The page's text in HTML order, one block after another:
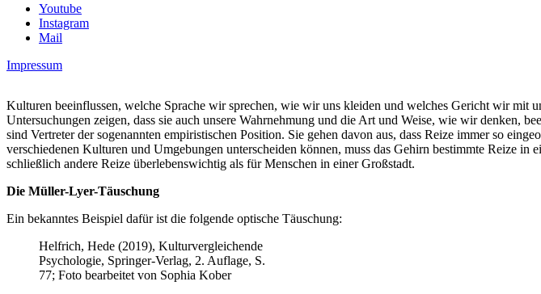
Youtube
Instagram
Mail
Impressum
Kulturen beeinflussen, welche Sprache wir sprechen, wie wir uns kleiden und welches Gericht wir
Untersuchungen zeigen, dass sie auch unsere Wahrnehmung und die Art und Weise, wie wir denken,
sind Vertreter der sogenannten empiristischen Position. Sie gehen davon aus, dass Reize immer so
verschiedenen Kulturen und Umgebungen unterscheiden können, muss das Gehirn bestimmte Reize
schließlich andere Reize überlebenswichtig als für Menschen in einer Großstadt.
Die Müller-Lyer-Täuschung
Ein bekanntes Beispiel dafür ist die folgende optische Täuschung:
Helfrich, Hede (2019), Kulturvergleichende
Psychologie, Springer-Verlag, 2. Auflage, S.
77; Foto bearbeitet von Sophia Kober